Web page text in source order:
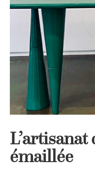
L’artisanat
émaillée